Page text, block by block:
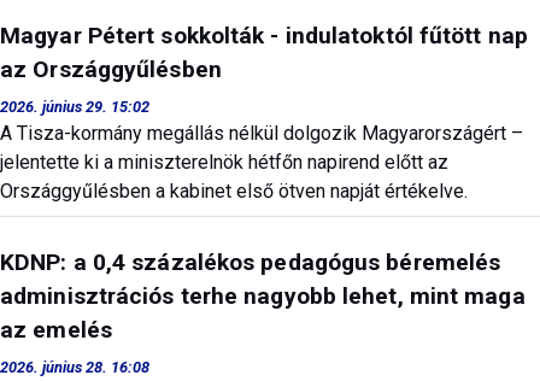
Magyar Pétert sokkolták - indulatoktól fűtött nap
az Országgyűlésben
2026. június 29. 15:02
A Tisza-kormány megállás nélkül dolgozik Magyarországért –
jelentette ki a miniszterelnök hétfőn napirend előtt az
Országgyűlésben a kabinet első ötven napját értékelve.
KDNP: a 0,4 százalékos pedagógus béremelés
adminisztrációs terhe nagyobb lehet, mint maga
az emelés
2026. június 28. 16:08